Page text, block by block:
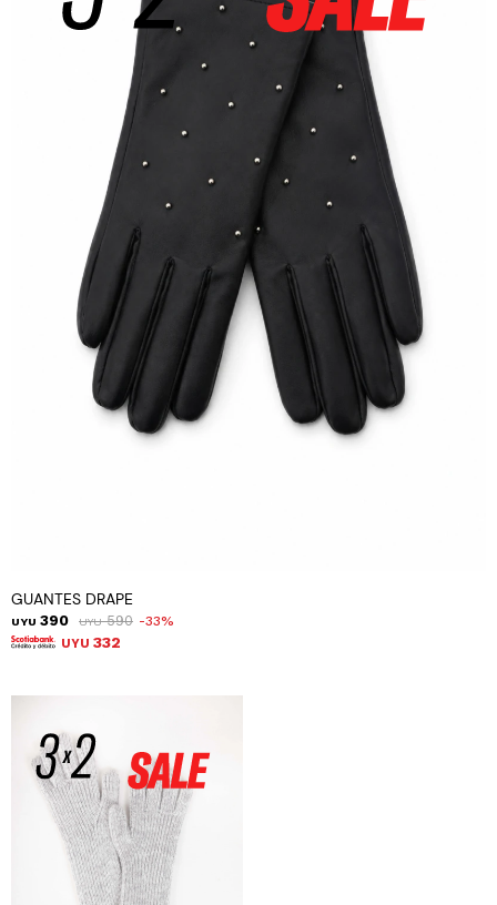
GUANTES DRAPE
UYU 390 UYU 590 33
UYU 332